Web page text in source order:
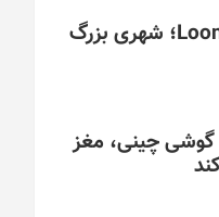
بازی/ Looney Tunes؛ شهری بزرگ
گوشی چینی، مغز